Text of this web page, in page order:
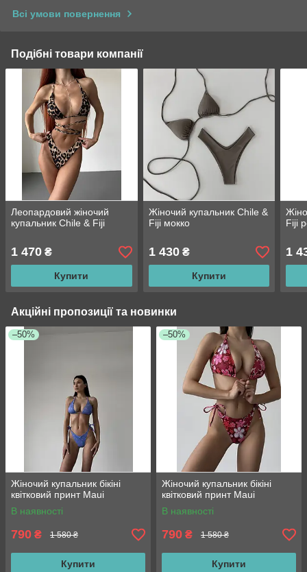
Всі умови повернення
Подібні товари компанії
Леопардовий жіночий
купальник Chile & Fiji
1 470 ₴
Купити
Жіночий купальник Chile &
Fiji мокко
1 430₴
Купити
Fiji
1
Акційні пропозиції та новинки
–50%
Жіночий купальник бікіні
квітковий принт Maui
В наявності
790 ₴ 1 580 ₴
Купити
–50%
Жіночий купальник бікіні
квітковий принт Maui
В наявності
790 ₴ 1 580 ₴
Купити